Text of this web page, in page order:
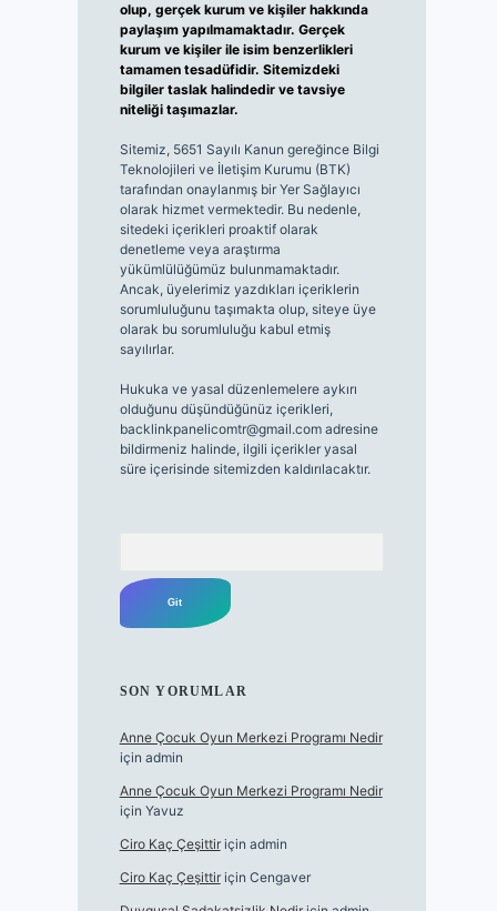
olup, gerçek kurum ve kişiler hakkında
paylaşım yapılmamaktadır. Gerçek
kurum ve kişiler ile isim benzerlikleri
tamamen tesadüfidir. Sitemizdeki
bilgiler taslak halindedir ve tavsiye
niteliği taşımazlar.
Sitemiz, 5651 Sayılı Kanun gereğince Bilgi
Teknolojileri ve İletişim Kurumu (BTK)
tarafından onaylanmış bir Yer Sağlayıcı
olarak hizmet vermektedir. Bu nedenle,
sitedeki içerikleri proaktif olarak
denetleme veya araştırma
yükümlülüğümüz bulunmamaktadır.
Ancak, üyelerimiz yazdıkları içeriklerin
sorumluluğunu taşımakta olup, siteye üye
olarak bu sorumluluğu kabul etmiş
sayılırlar.
Hukuka ve yasal düzenlemelere aykırı
olduğunu düşündüğünüz içerikleri,
backlinkpanelicomtr@gmail.comadresine
bildirmeniz halinde, ilgili içerikler yasal
süre içerisinde sitemizden kaldırılacaktır.
SON YORUMLAR
Anne Çocuk Oyun Merkezi Programı Nedir
için admin
Anne Çocuk Oyun Merkezi Programı Nedir
için Yavuz
Ciro Kaç Çeşittiriçin admin
Ciro Kaç Çeşittiriçin Cengaver